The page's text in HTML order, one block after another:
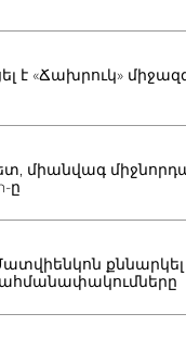
է «Ճախրուկ»
միանվագ
ը